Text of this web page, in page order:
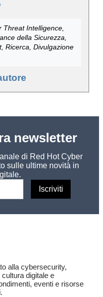
Threat Intelligence,
della Sicurezza,
Ricerca, Divulgazione
newsletter
di Red Hot Cyber
sulle ultime novità in
alla cybersecurity,
digitale e
eventi e risorse